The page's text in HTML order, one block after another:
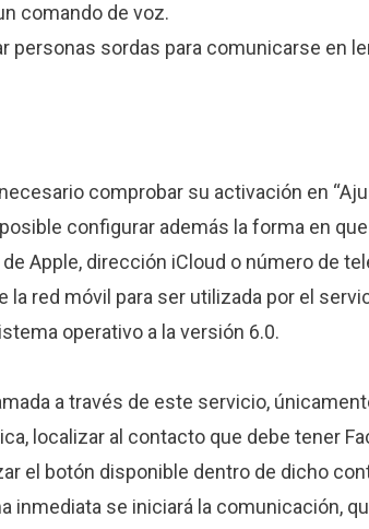
comando de voz.
personas sordas para comunicarse en
comprobar su activación en
configurar además la forma en
Apple, dirección iCloud o número de
la red móvil para ser utilizada por el
operativo a la versión 6.0.
a través de este servicio,
localizar al contacto que debe tener
el botón disponible dentro de dicho
inmediata se iniciará la comunicación,